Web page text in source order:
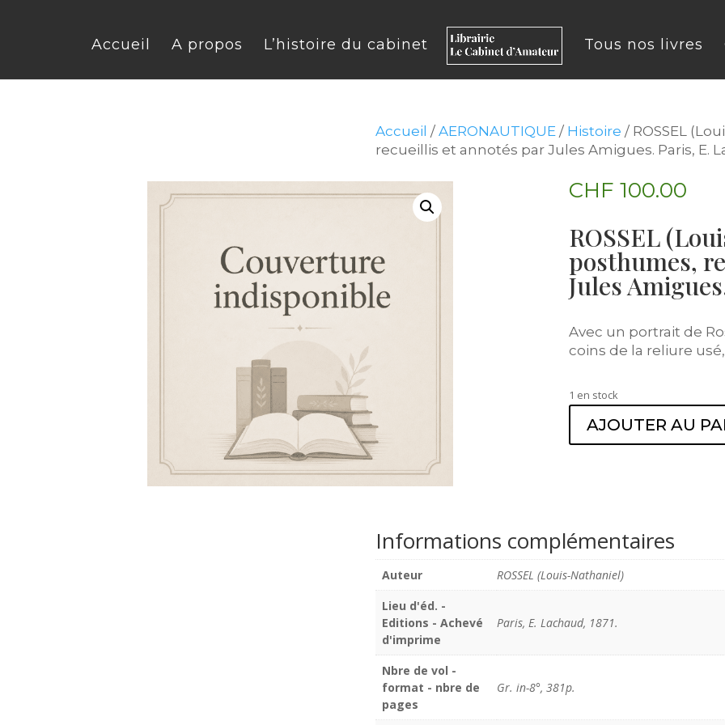
Accueil A propos L’histoire du cabinet Tous nos livres
Accueil /AERONAUTIQUE / Histoire / ROSSEL
recueillis et annotés par Jules Amigues. Paris, E.
CHF 100.00
ROSSEL
posthumes,
Jules
Avec un portrait de
coins de la reliure
1 en stock
AJOUTER AU
Informations complémentaires
Auteur
ROSSEL (Louis-Nathaniel)
Lieu d'éd. -
Editions - Achevé
d'imprime
Paris, E. Lachaud, 1871.
Nbre de vol -
format - nbre de
pages
Gr. in-8°, 381p.